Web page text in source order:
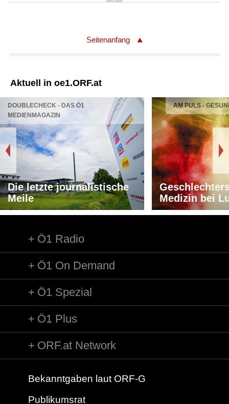
Solist/Solistin: Mirco /Palazzi
Chor: Chor des Teatro Comunale di Bologna
Label: ER/12/04/08/22
Seitenanfang
Aktuell in oe1.ORF.at
DOUBLECHECK - DAS Ö1
MEDIENMAGAZIN
Die letzte journalistische
Meile
AM PULS -
Medizin bei
Ö1 Radio
Ö1 On Demand
Ö1 Spezial
Ö1 Plus
ORF.at Network
Bekanntgaben laut ORF-G
Publikumsrat